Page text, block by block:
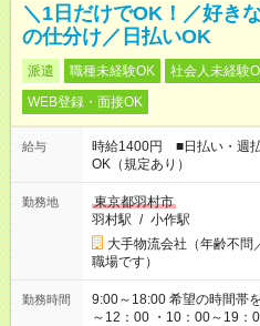
＼1日だけでOK！／好き
の仕分け／日払いOK
派遣 職種未経験OK 社会人未経験
WEB登録・面接OK
給与
時給1400円 ■日払い・週
OK（規定あり）
勤務地
東京都羽村市
羽村駅 / 小作駅
大手物流会社（年齢不問
職場です）
勤務時間
9:00～18:00 希望の時間帯を選べます！ ＜シフト例＞ ・8：30
～12：00 ・10：00～19：